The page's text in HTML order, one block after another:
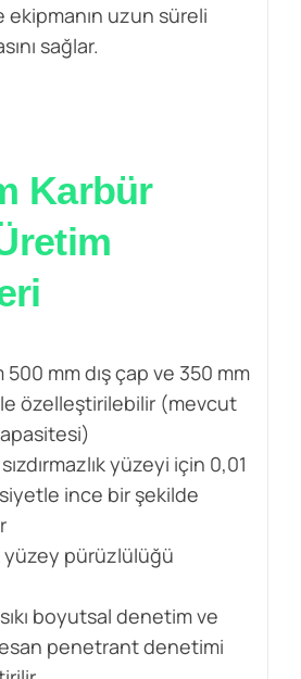
ekipmanın uzun süreli
sağlar.
Karbür
500 mm dış çap ve 350 mm
özelleştirilebilir (mevcut
yüzeyi için 0,01
ince bir şekilde
yüzey pürüzlülüğü
boyutsal denetim ve
penetrant denetimi